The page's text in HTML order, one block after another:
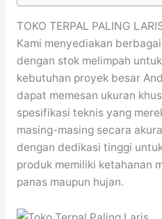
TOKO TERPAL PALING
Kami menyediakan
dengan stok melimpah
kebutuhan proyek besar
dapat memesan ukuran
spesifikasi teknis yang
masing-masing secara
dengan dedikasi tinggi
produk memiliki ketahanan
panas maupun hujan.